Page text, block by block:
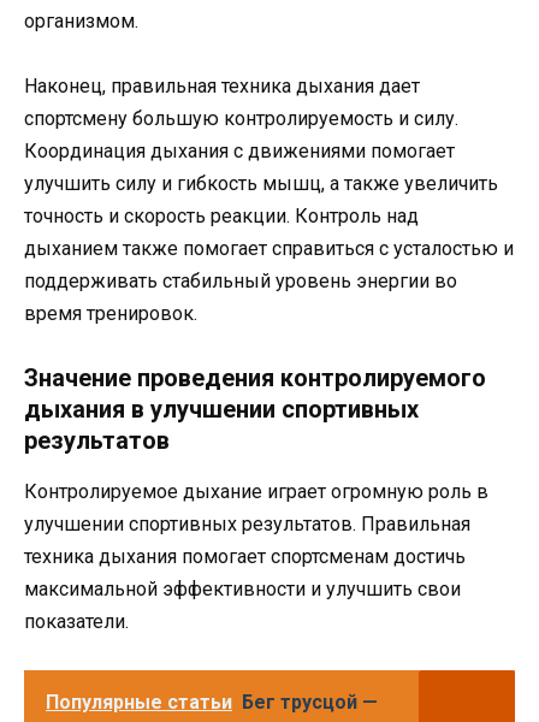
организмом.
Наконец, правильная техника дыхания дает
спортсмену большую контролируемость и силу.
Координация дыхания с движениями помогает
улучшить силу и гибкость мышц, а также увеличить
точность и скорость реакции. Контроль над
дыханием также помогает справиться с усталостью и
поддерживать стабильный уровень энергии во
время тренировок.
Значение проведения контролируемого
дыхания в улучшении спортивных
результатов
Контролируемое дыхание играет огромную роль в
улучшении спортивных результатов. Правильная
техника дыхания помогает спортсменам достичь
максимальной эффективности и улучшить свои
показатели.
Популярные статьи Бег трусцой —